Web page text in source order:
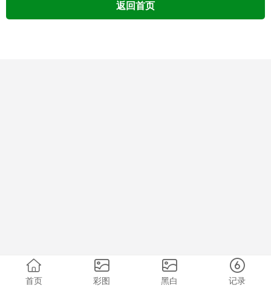
返回首页
首页 彩图 黑白 记录